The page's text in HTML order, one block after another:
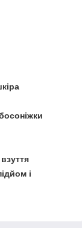
і